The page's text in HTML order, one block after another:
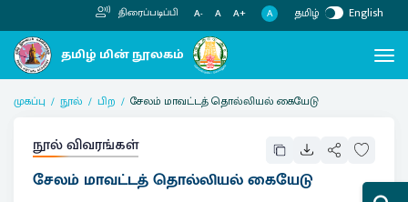
திரைப்படிப்பி A- A A+ A தமிழ் English
முகப்பு நூல் பிற சேலம் மாவட்டத் தொல்லியல் கையேடு
நூல் விவரங்கள்
சேலம் மாவட்டத் தொல்லியல் கையேடு